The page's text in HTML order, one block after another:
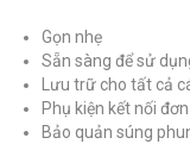
Gọn nhẹ
Sẵn sàng để sử
Lưu trữ cho tất cả
Phụ kiện kết nối
Bảo quản súng